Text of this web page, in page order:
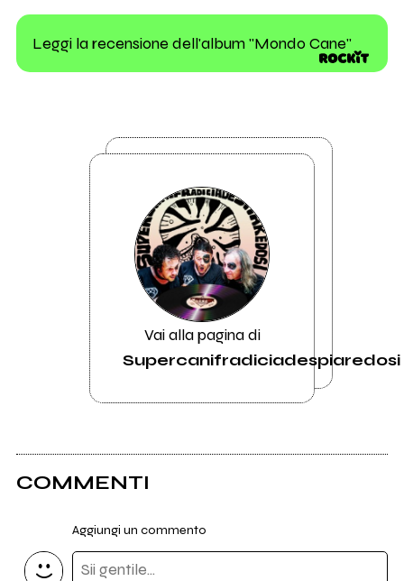
Leggi la recensione dell'album "Mondo Cane"
Vai alla pagina di
Supercanifradiciadespiaredosi
COMMENTI
Aggiungi un commento